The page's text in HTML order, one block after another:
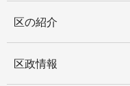
区の紹介
区政情報